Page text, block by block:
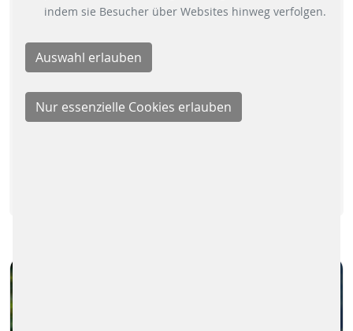
indem sie Besucher über Websites hinweg verfolgen.
ChargePoint, ein führender Anbieter von
Elektrofahrzeuge (EVs), hat gemeinsam
mit Scheidt & Bachmann das erste…